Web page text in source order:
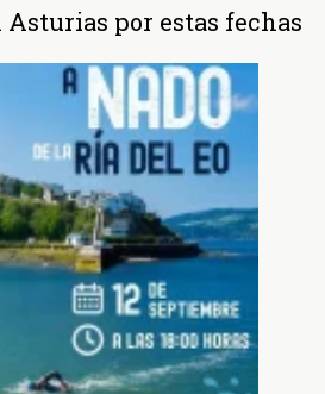
Asturias por estas fechas